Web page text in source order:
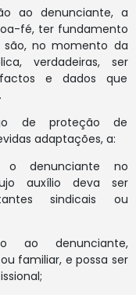
ao denunciante, a
fé, ter fundamento
no momento da
verdadeiras, ser
e dados que
de proteção de
adaptações, a:
o denunciante no
auxílio deva ser
sindicais ou
ao denunciante,
familiar, e possa ser